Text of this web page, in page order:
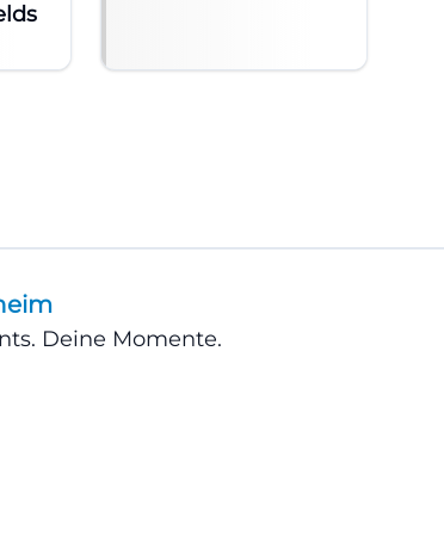
Deine Momente.